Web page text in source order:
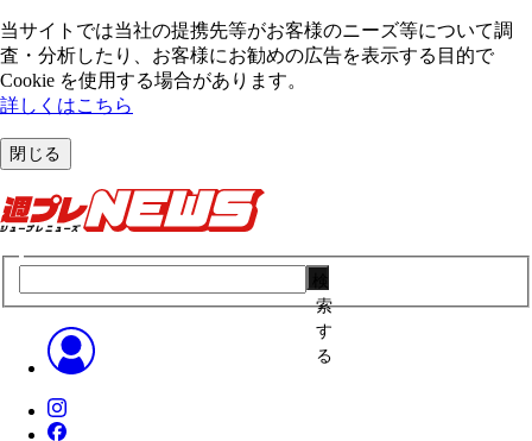
当サイトでは当社の提携先等がお客様のニーズ等について調
査・分析したり、お客様にお勧めの広告を表⽰する⽬的で
Cookie を使⽤する場合があります。
詳しくはこちら
閉じる
索
す
る